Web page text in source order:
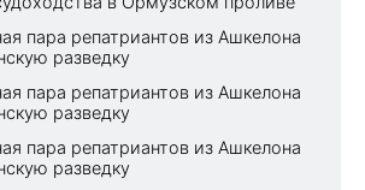
пара репатриантов из Ашкелона
разведку
пара репатриантов из Ашкелона
разведку
пара репатриантов из Ашкелона
разведку